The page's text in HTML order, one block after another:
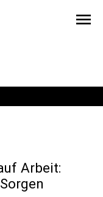
menu
Arbeit: